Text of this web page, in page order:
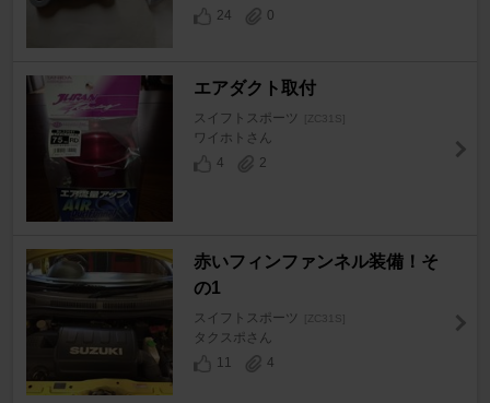
24
0
エアダクト取付
スイフトスポーツ [ZC31S]
ワイホトさん
4
2
赤いフィンファンネル装備！そ
の1
スイフトスポーツ [ZC31S]
タクスポさん
11
4